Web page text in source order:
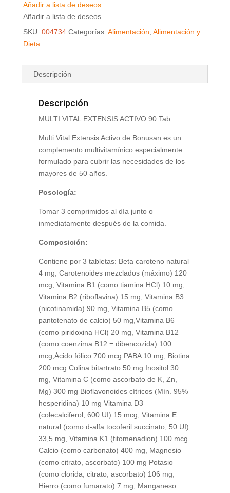
Añadir a lista de deseos
Añadir a lista de deseos
SKU: 004734 Categorías: Alimentación Alimentación y
Dieta
Descripción
Descripción
MULTI VITAL EXTENSIS ACTIVO 90 Tab
Multi Vital Extensis Activo de Bonusan es un
complemento multivitamínico especialmente
formulado para cubrir las necesidades de los
mayores de 50 años.
Posología:
Tomar 3 comprimidos al día junto o
inmediatamente después de la comida.
Composición:
Contiene por 3 tabletas: Beta caroteno natural
4 mg, Carotenoides mezclados (máximo) 120
mcg, Vitamina B1 (como tiamina HCl) 10 mg,
Vitamina B2 (riboflavina) 15 mg, Vitamina B3
(nicotinamida) 90 mg, Vitamina B5 (como
pantotenato de calcio) 50 mg,Vitamina B6
(como piridoxina HCl) 20 mg, Vitamina B12
(como coenzima B12 = dibencozida) 100
mcg,Ácido fólico 700 mcg PABA 10 mg, Biotina
200 mcg Colina bitartrato 50 mg Inositol 30
mg, Vitamina C (como ascorbato de K, Zn,
Mg) 300 mg Bioflavonoides cítricos (Mín. 95%
hesperidina) 10 mg Vitamina D3
(colecalciferol, 600 UI) 15 mcg, Vitamina E
natural (como d-alfa tocoferil succinato, 50 UI)
33,5 mg, Vitamina K1 (fitomenadion) 100 mcg
Calcio (como carbonato) 400 mg, Magnesio
(como citrato, ascorbato) 100 mg Potasio
(como clorida, citrato, ascorbato) 106 mg,
Hierro (como fumarato) 7 mg, Manganeso